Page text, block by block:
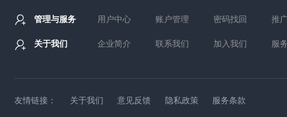
管理与服务 用户中心 账户管理 密码找回 推
关于我们 企业简介 联系我们 加入我们 服
友情链接： 关于我们 意见反馈 隐私政策 服务条款